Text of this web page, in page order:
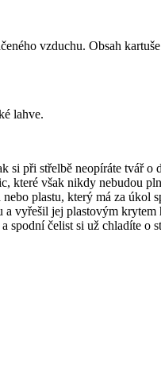
vzduchu. Obsah
lahve.
při střelbě neopíráte tvář o
však nikdy nebudou
plastu, který má za úkol
vyřešil jej plastovým
spodní čelist si už chladíte o